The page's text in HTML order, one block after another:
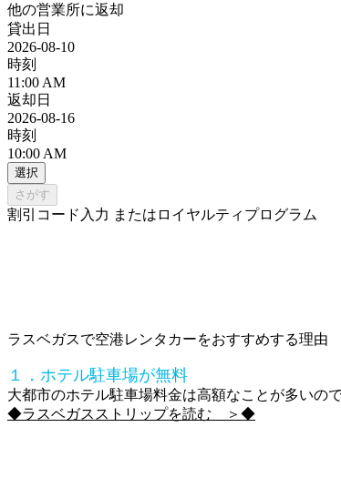
他の営業所に返却
貸出日
2026-08-10
時刻
11:00 AM
返却日
2026-08-16
時刻
10:00 AM
選択
さがす
割引コード入力 またはロイヤルティプログラム
ラスベガスで空港レンタカーをおすすめする理由
１．ホテル駐車場が無料
大都市のホテル駐車場料金は高額なことが多いの
◆ラスベガスストリップを読む ＞◆